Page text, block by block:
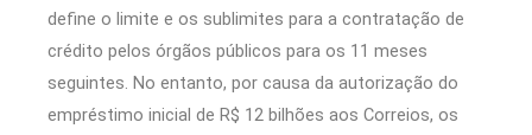
define o limite e os sublimites para a contratação de
crédito pelos órgãos públicos para os 11 meses
seguintes. No entanto, por causa da autorização do
empréstimo inicial de R$ 12 bilhões aos Correios, os